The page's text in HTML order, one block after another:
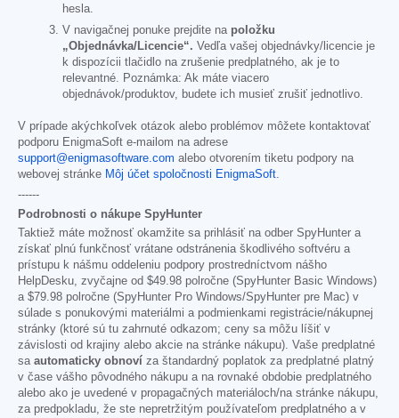
hesla.
V navigačnej ponuke prejdite na položku
„Objednávka/Licencie“. Vedľa vašej objednávky/licencie je
k dispozícii tlačidlo na zrušenie predplatného, ak je to
relevantné. Poznámka: Ak máte viacero
objednávok/produktov, budete ich musieť zrušiť jednotlivo.
V prípade akýchkoľvek otázok alebo problémov môžete kontaktovať
podporu EnigmaSoft e-mailom na adrese
support@enigmasoftware.com alebo otvorením tiketu podpory na
webovej stránke Môj účet spoločnosti EnigmaSoft.
------
Podrobnosti o nákupe SpyHunter
Taktiež máte možnosť okamžite sa prihlásiť na odber SpyHunter a
získať plnú funkčnosť vrátane odstránenia škodlivého softvéru a
prístupu k nášmu oddeleniu podpory prostredníctvom nášho
HelpDesku, zvyčajne od $49.98 polročne (SpyHunter Basic Windows)
a $79.98 polročne (SpyHunter Pro Windows/SpyHunter pre Mac) v
súlade s ponukovými materiálmi a podmienkami registrácie/nákupnej
stránky (ktoré sú tu zahrnuté odkazom; ceny sa môžu líšiť v
závislosti od krajiny alebo akcie na stránke nákupu). Vaše predplatné
sa automaticky obnoví za štandardný poplatok za predplatné platný
v čase vášho pôvodného nákupu a na rovnaké obdobie predplatného
alebo ako je uvedené v propagačných materiáloch/na stránke nákupu,
za predpokladu, že ste nepretržitým používateľom predplatného a v